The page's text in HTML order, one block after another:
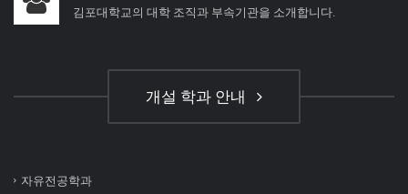
김포대학교의 대학 조직과 부속기관을 소개합니다.
개설 학과 안내
자유전공학과